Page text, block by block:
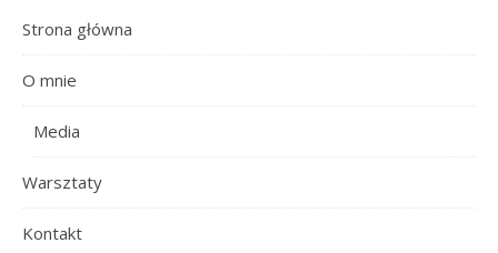
Strona główna
O mnie
Media
Warsztaty
Kontakt